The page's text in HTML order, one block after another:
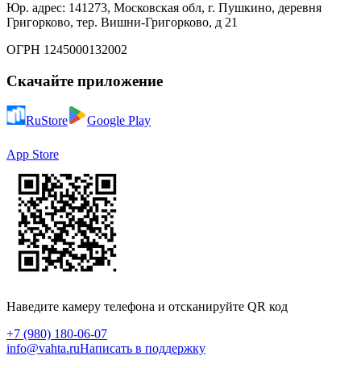
Юр. адрес: 141273, Московская обл, г. Пушкино, деревня
Григорково, тер. Вишни-Григорково, д 21
ОГРН 1245000132002
Скачайте приложение
RuStore Google Play
App Store
Наведите камеру телефона и отсканируйте QR код
+7 (980) 180-06-07
info@vahta.ruНаписать в поддержку